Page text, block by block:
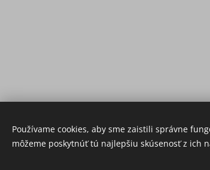
Používame cookies, aby sme zaistili správne
môžeme poskytnúť tú najlepšiu skúsenosť z ich